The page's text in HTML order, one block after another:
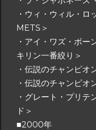
・ウィ・ウィル・ロ
METS＞
・アイ・ワズ・ボー
キリン一番絞り＞
・伝説のチャンピオ
・伝説のチャンピオ
・グレート・プリテ
ド＞
■2000年